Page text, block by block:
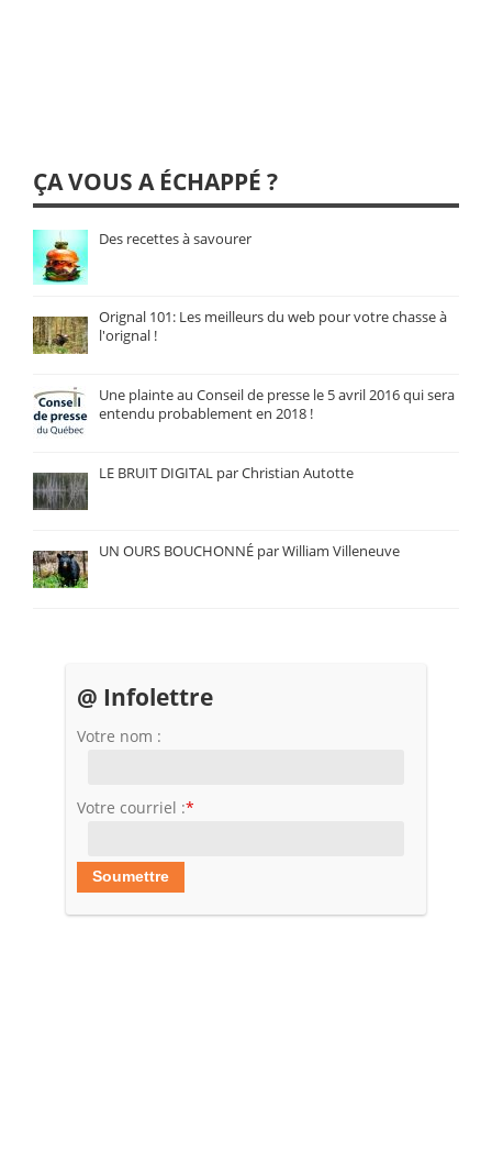
ÇA VOUS A ÉCHAPPÉ ?
Des recettes à savourer
Orignal 101: Les meilleurs du web pour votre chasse à
l'orignal !
Une plainte au Conseil de presse le 5 avril 2016 qui sera
entendu probablement en 2018 !
LE BRUIT DIGITAL par Christian Autotte
UN OURS BOUCHONNÉ par William Villeneuve
@ Infolettre
Votre nom :
Votre courriel :*